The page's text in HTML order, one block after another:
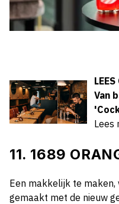
Van
Lees
11. 1689
Een makkelijk te
gemaakt met de nieuw